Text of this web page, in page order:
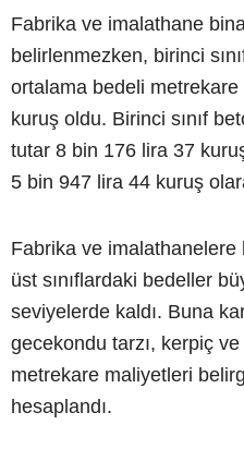
Fabrika ve imalathane
belirlenmezken, birinci
ortalama bedeli metrekare
kuruş oldu. Birinci sınıf
tutar 8 bin 176 lira 37
5 bin 947 lira 44 kuruş
Fabrika ve imalathanelere
üst sınıflardaki bedeller
seviyelerde kaldı. Buna
gecekondu tarzı, kerpiç
metrekare maliyetleri
hesaplandı.